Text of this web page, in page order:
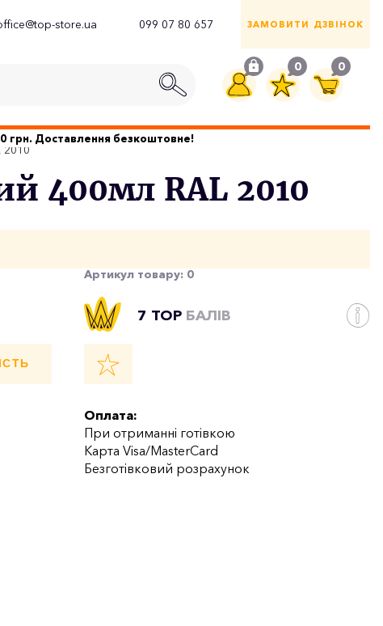
store.ua 099 07 80 657 ЗАМОВИТИ ДЗВІНОК
0 0
грн. Доставлення безкоштовне!
2010
400мл RAL 2010
Артикул товару: 0
7 TOP БАЛІВ
Оплата:
При отриманні готівкою
Карта Visa/MasterCard
Безготівковий розрахунок